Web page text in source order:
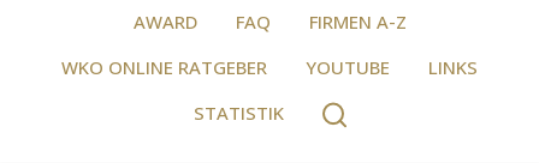
AWARD FAQ
FIRMEN A-Z
WKO ONLINE RATGEBER
YOUTUBE
LINKS
STATISTIK